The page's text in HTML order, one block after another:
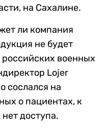
на Сахалине.
ли компания
не будет
военных
Lojer
сослался на
о пациентах, к
доступа.